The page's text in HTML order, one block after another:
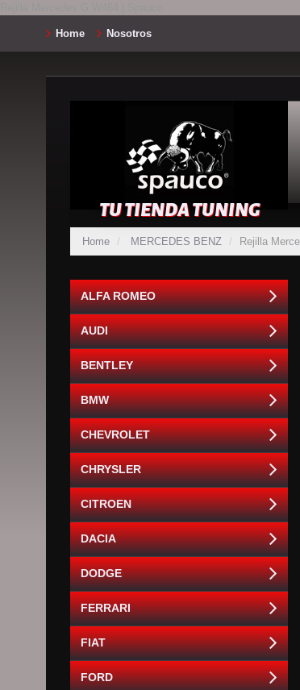
Home Nosotros
TU TIENDA TUNING
Home MERCEDES BENZ Rejilla
ALFA ROMEO
AUDI
BENTLEY
BMW
CHEVROLET
CHRYSLER
CITROEN
DACIA
DODGE
FERRARI
FIAT
FORD